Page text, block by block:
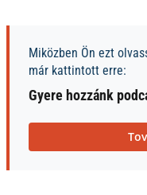
Miközben Ön ezt
már kattintott erre:
Gyere hozzánk